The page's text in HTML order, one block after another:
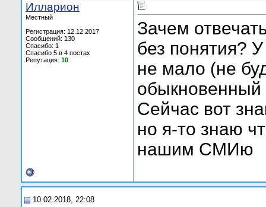
Илларион
Местный
Регистрация: 12.12.2017
Сообщений: 130
Спасибо: 1
Спасибо 5 в 4 постах
Репутация: 10
Зачем
без понятия?
не мало (не
обыкновенный
Сейчас вот
но я-то знаю
нашим СМИю
10.02.2018, 22:08